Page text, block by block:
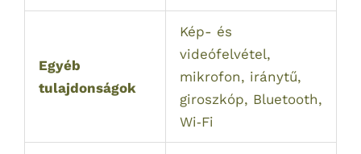
Egyéb
tulajdonságok
Kép- és
videófelvétel,
mikrofon, iránytű,
giroszkóp, Bluetooth,
Wi‑Fi